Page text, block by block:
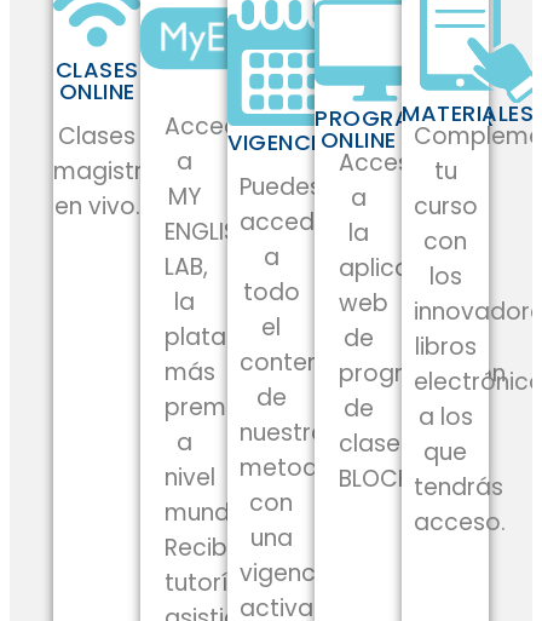
CLASES
ONLINE
Clases
magistrales
en vivo.
Accede
a
MY
ENGLISH
LAB,
la
plataforma
más
premiada
a
nivel
mundial.
Recibe
tutorías
VIGENCIA
Puedes
acceder
a
todo
el
contenido
de
nuestra
metodología
con
una
vigencia
activa
PROGRAMADOR
ONLINE
Acceso
a
la
aplicación
web
de
programación
de
clases
BLOCKS.
MATERIALES
tu
curso
con
los
libros
a los
que
tendrás
acceso.